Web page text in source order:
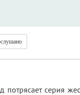
потрясает серия